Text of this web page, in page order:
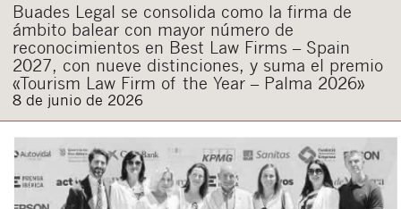
Buades Legal se consolida como la firma de
ámbito balear con mayor número de
reconocimientos en Best Law Firms – Spain
2027, con nueve distinciones, y suma el premio
«Tourism Law Firm of the Year – Palma 2026»
8 de junio de 2026